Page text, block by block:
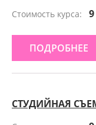
Стоимость курса:
ПОДРОБНЕЕ
СТУДИЙНАЯ